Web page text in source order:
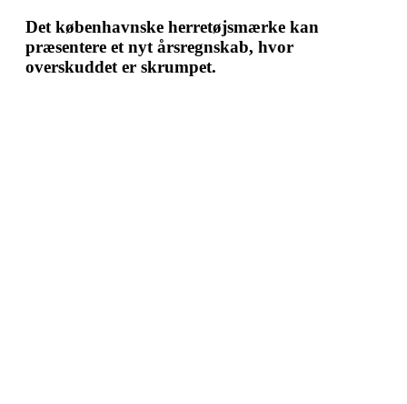
Det københavnske herretøjsmærke kan
præsentere et nyt årsregnskab, hvor
overskuddet er skrumpet.